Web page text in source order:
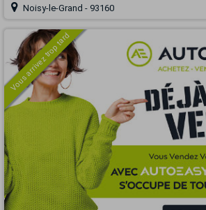
Noisy-le-Grand - 93160
Vous arrivez trop tard